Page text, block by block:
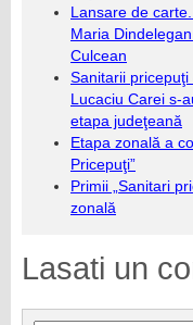
Lansare de
Maria
Culcean
Sanitarii
Lucaciu Carei s-
etapa judeţeană
Etapa zonală a
Pricepuţi”
Primii „Sanitari
zonală
Lasati un